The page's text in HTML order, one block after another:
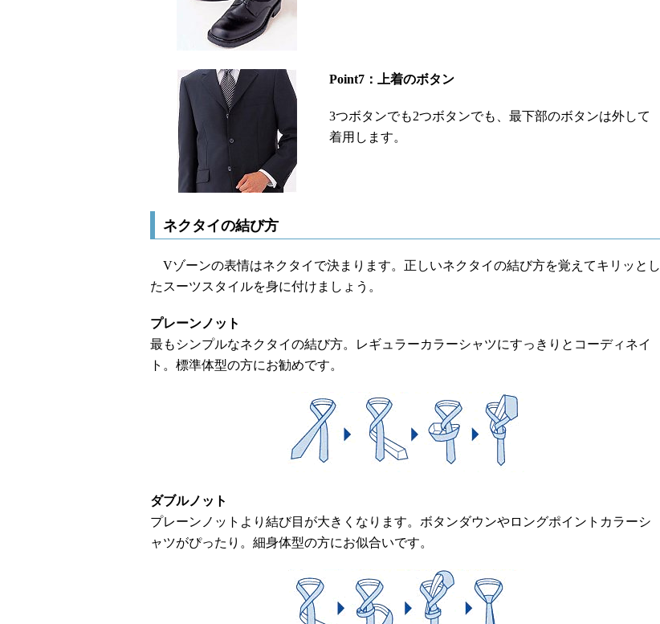
Point7：上着のボタン
3つボタンでも2つボタンでも、最下部のボタンは外して
着用します。
ネクタイの結び方
Vゾーンの表情はネクタイで決まります。正しいネクタイの結び方を覚えてキリッとし
たスーツスタイルを身に付けましょう。
プレーンノット
最もシンプルなネクタイの結び方。レギュラーカラーシャツにすっきりとコーディネイ
ト。標準体型の方にお勧めです。
ダブルノット
プレーンノットより結び目が大きくなります。ボタンダウンやロングポイントカラーシ
ャツがぴったり。細身体型の方にお似合いです。